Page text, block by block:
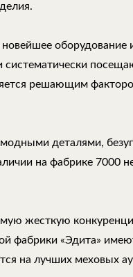
оборудование
решающим
деталями,
на фабрике 7000
жесткую
фабрики «Эдита»
на лучших меховых